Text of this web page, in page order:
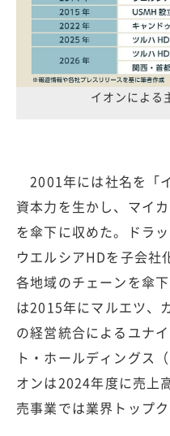
イオンによる
2001年には社名を「
資本力を生かし、マイ
を傘下に収めた。ドラ
ウエルシアHDを子会社
各地域のチェーンを傘
は2015年にマルエツ、
の経営統合によるユナ
ト・ホールディングス
オンは2024年度に売上
売事業では業界トップ